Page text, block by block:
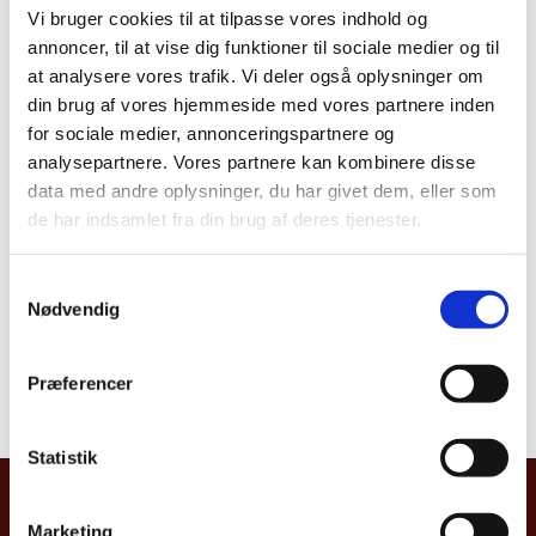
Vi bruger cookies til at tilpasse vores indhold og
annoncer, til at vise dig funktioner til sociale medier og til
at analysere vores trafik. Vi deler også oplysninger om
din brug af vores hjemmeside med vores partnere inden
for sociale medier, annonceringspartnere og
analysepartnere. Vores partnere kan kombinere disse
data med andre oplysninger, du har givet dem, eller som
de har indsamlet fra din brug af deres tjenester.
k
Nødvendig
Præferencer
Statistik
Marketing
Del på Facebook
Del på X (Twitter)
Del på LinkedIn
VÆLG ET LAND: